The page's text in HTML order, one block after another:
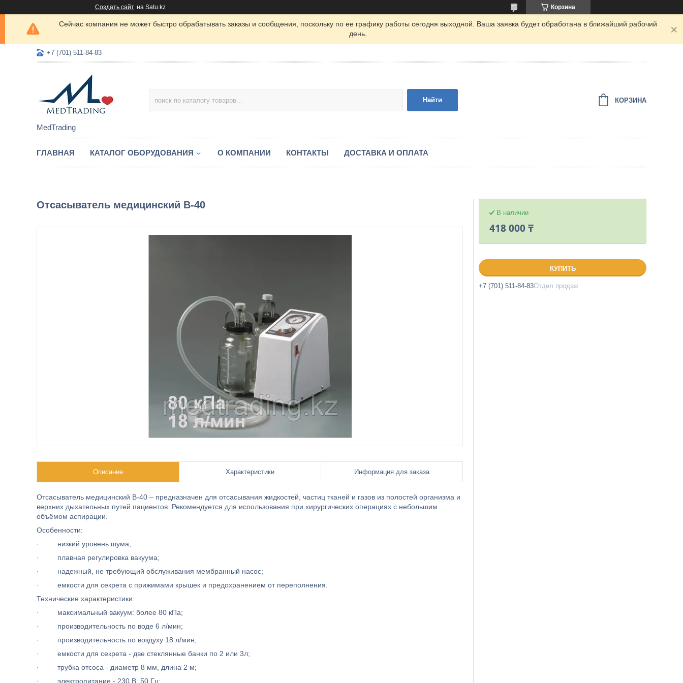
Создать сайт на Satu.kz Корзина
Сейчас компания не может быстро обрабатывать заказы и сообщения, поскольку по ее графику работы сегодня выходной. Ваша заявка будет обработана в ближайший рабочий
день.
+7 (701) 511-84-83
MedTrading
Найти КОРЗИНА
ГЛАВНАЯ КАТАЛОГ ОБОРУДОВАНИЯ О КОМПАНИИ КОНТАКТЫ ДОСТАВКА И ОПЛАТА
Отсасыватель медицинский В-40
Описание Характеристики Информация для заказа
Отсасыватель медицинский В-40 – предназначен для отсасывания жидкостей, частиц тканей и газов из полостей организма и
верхних дыхательных путей пациентов. Рекомендуется для использования при хирургических операциях с небольшим
объёмом аспирации.
Особенности:
· низкий уровень шума;
· плавная регулировка вакуума;
· надежный, не требующий обслуживания мембранный насос;
· емкости для секрета с прижимами крышек и предохранением от переполнения.
Технические характеристики:
· максимальный вакуум: более 80 кПа;
· производительность по воде 6 л/мин;
· производительность по воздуху 18 л/мин;
· емкости для секрета - две стеклянные банки по 2 или 3л;
· трубка отсоса - диаметр 8 мм, длина 2 м;
· электропитание - 230 В, 50 Гц;
В наличии
418 000 ₸
КУПИТЬ
+7 (701) 511-84-83Отдел продаж